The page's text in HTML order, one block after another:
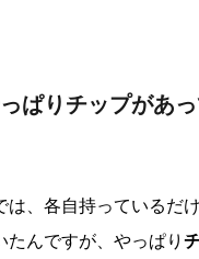
ぱりチップがあ
は、各自持っているだ
たんですが、やっぱり